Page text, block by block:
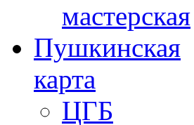
мастерская
Пушкинская
карта
ЦГБ